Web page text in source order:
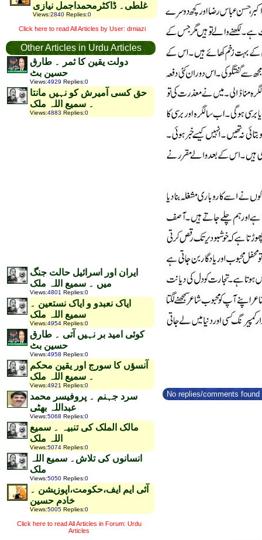
غلطی۔ ڈاکٹرمحمداجمل نیازی
Views:2840 Replies:0
Click here to read All Articles by User: drniazi
Other Articles in Urdu Articles
دولت یقین کا ثمر ۔ طارق
حسین بٹ
Views:4929 Replies:0
حق کسی آمیرش کو نہیں مانتا
۔ سمیع اللہ ملک
Views:4883 Replies:0
ایران اور اسرائیل حالت جنگ
میں ۔ سمیع اللہ ملک
Views:4801 Replies:0
ایاک نعبدو و ایاک نستعین ۔
سمیع اللہ ملک
Views:4954 Replies:0
کوئی امید بر نہیں آتی ۔ طارق
حسین بٹ
Views:4958 Replies:0
آنسؤں کا سورج اور یقین محکم
۔ سمیع اللہ ملک
Views:4921 Replies:0
سرد جہنم ۔ پروفیسر محمد
عبداللہ بھٹی
Views:5068 Replies:0
مالک الملک کی تنبیہ ۔ سمیع
اللہ ملک
Views:5074 Replies:0
انسانوں کی تلاش۔ سمیع اللہ
ملک
Views:5050 Replies:0
آئی ایم ایف،حکومت،اپوزیشن ۔
خادم حسین
Views:5005 Replies:0
Click here to read All Articles in Forum: Urdu
Articles
No replies/comments